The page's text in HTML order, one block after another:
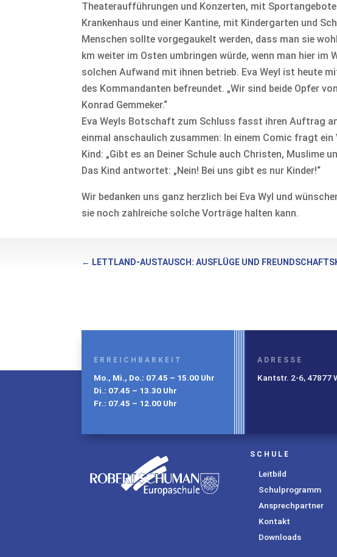
Theateraufführungen und Konzerten, mit
Krankenhaus und einer Kantine, mit Kindergarten und
Menschen sollte vorgegaukelt werden, dass man sie
km weiter im Osten umbringen würde, wenn man hier im
solchen Aufwand mit ihnen betrieb. Eva Weyl ist heute
des Kommandanten befreundet. „Wir sind beide Opfer
Konrad Gemmeker.“
Eva Weyls Botschaft zum Schluss fasst ihren Auftrag
einmal anschaulich zusammen: In einem Comic fragt ein
Kind: „Gibt es an Deiner Schule auch Christen, Muslime
Das Kind antwortet: „Nein! Bei uns gibt es nur Kinder!“
Wir bedanken uns ganz herzlich bei Eva Wyl und
sie noch zahlreiche solche Vorträge halten kann.
← LETTLAND-AUSTAUSCH: AUSFLÜGE UND
ERREICHBARKEIT
Mo., Mi., Do.: 07.45 – 15.00 Uhr
Di.: 07.45 – 13.30 Uhr
Fr.: 07.45 – 12.00 Uhr
ADRESSE
Kantstr. 2-6, 47877
SCHULE
Leitbild
Schulprogramm
Ansprechpartner
Kontakt
Downloads